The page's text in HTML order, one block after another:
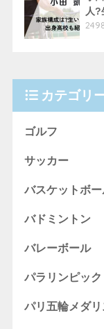
人
カテゴリ
ゴルフ
サッカー
バスケットボー
バドミントン
バレーボール
パラリンピック
パリ五輪メダ